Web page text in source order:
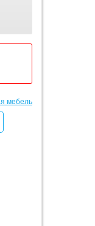
мебель